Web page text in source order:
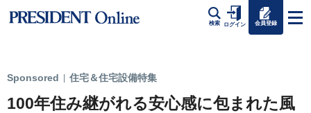
検索 ログイン 会員登録
Sponsored 住宅＆住宅設備特集
100年住み継がれる安心感に包まれた風